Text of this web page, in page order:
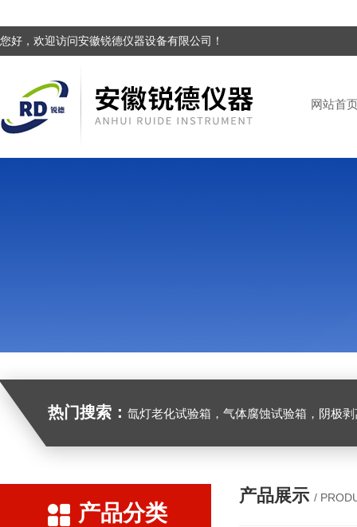
您好，欢迎访问安徽锐德仪器设备有限公司！
网站首
热门搜索： 氙灯老化试验箱，气体腐蚀试验箱，阴极剥离试验箱，防水防尘试验箱，盐雾箱，
产品分类
产品展示 /